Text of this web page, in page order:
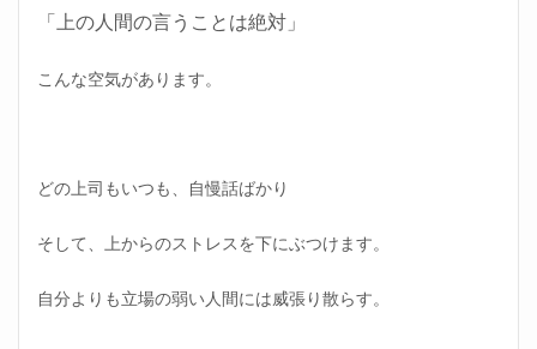
「上の人間の言うことは絶対」
こんな空気があります。
どの上司もいつも、自慢話ばかり
そして、上からのストレスを下にぶつけます。
自分よりも立場の弱い人間には威張り散らす。